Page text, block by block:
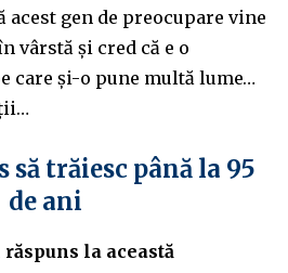
acest gen de preocupare vine
vârstă și cred că e o
care și-o pune multă lume…
trăiesc până la 95
de ani
la această